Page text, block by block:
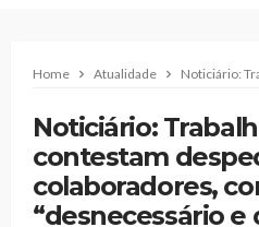
Home Atualidade Noticiário:
Noticiário:
contestam
colaboradores,
“desnecessário e